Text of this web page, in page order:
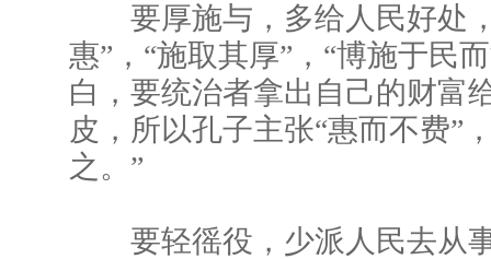
要厚施与，多给人民好处，
惠”，“施取其厚”，“博施于民
白，要统治者拿出自己的财富
皮，所以孔子主张“惠而不费”
之。”
要轻徭役，少派人民去从事